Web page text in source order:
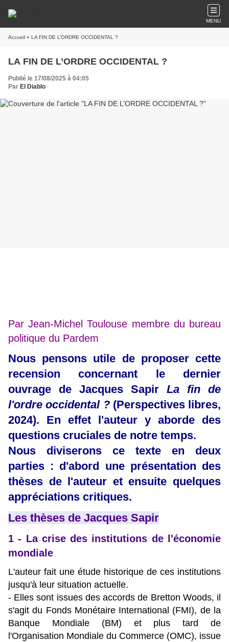
MENU
Accueil » LA FIN DE L’ORDRE OCCIDENTAL ?
LA FIN DE L’ORDRE OCCIDENTAL ?
Publié le 17/08/2025 à 04:05
Par El Diablo
Par Jean-Michel Toulouse membre du bureau
politique du Pardem
Nous pensons utile de proposer cette
recension concernant le dernier
ouvrage de Jacques Sapir La fin de
l'ordre occidental ? (Perspectives libres,
2024). En effet l'auteur y aborde des
questions cruciales de notre temps.
Nous diviserons ce texte en deux
parties : d'abord une présentation des
thèses de l'auteur et ensuite quelques
appréciations critiques.
Les thèses de Jacques Sapir
1 - La crise des institutions de l'économie
mondiale
L'auteur fait une étude historique de ces institutions
jusqu'à leur situation actuelle.
- Elles sont issues des accords de Bretton Woods, il
s'agit du Fonds Monétaire International (FMI), de la
Banque Mondiale (BM) et plus tard de
l'Organisation Mondiale du Commerce (OMC), issue